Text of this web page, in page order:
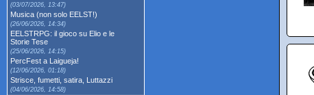
(03/07/2026, 13:47)
Musica (non solo EELST!)
(26/06/2026, 14:34)
EELSTRPG: il gioco su Elio e le
Storie Tese
(25/06/2026, 14:15)
PercFest a Laigueja!
(12/06/2026, 01:18)
Strisce, fumetti, satira, Luttazzi
(04/06/2026, 14:58)